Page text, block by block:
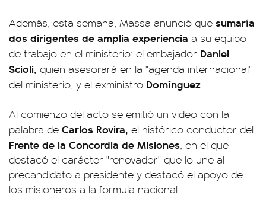
Además, esta semana, Massa anunció que sumaría
dos dirigentes de amplia experiencia a su equipo
de trabajo en el ministerio: el embajador Daniel
Scioli, quien asesorará en la "agenda internacional"
del ministerio, y el exministro Domínguez.
Al comienzo del acto se emitió un video con la
palabra de Carlos Rovira, el histórico conductor del
Frente de la Concordia de Misiones, en el que
destacó el carácter "renovador" que lo une al
precandidato a presidente y destacó el apoyo de
los misioneros a la formula nacional.